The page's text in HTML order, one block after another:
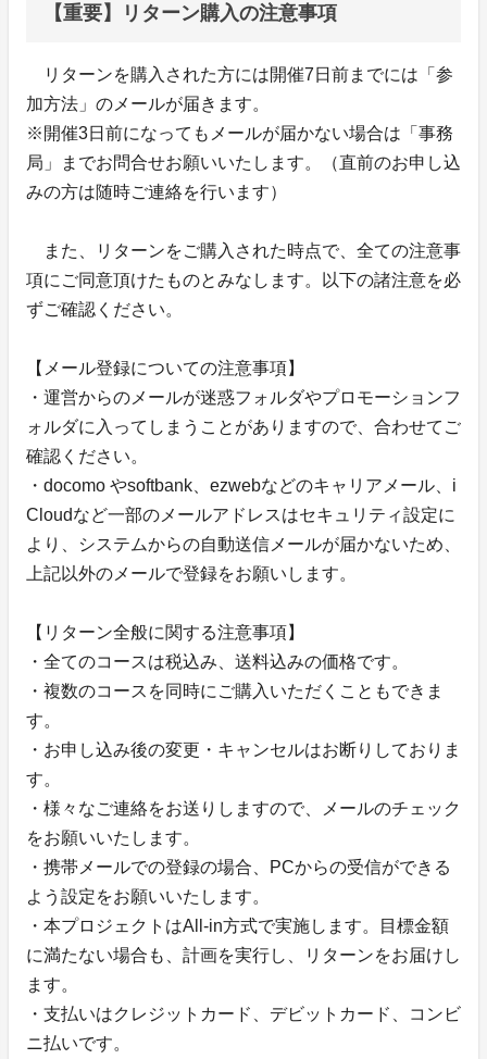
【重要】リターン購入の注意事項
リターンを購入された方には開催7日前までには「参
加方法」のメールが届きます。
※開催3日前になってもメールが届かない場合は「事務
局」までお問合せお願いいたします。（直前のお申し込
みの方は随時ご連絡を行います）
また、リターンをご購入された時点で、全ての注意事
項にご同意頂けたものとみなします。以下の諸注意を必
ずご確認ください。
【メール登録についての注意事項】
・運営からのメールが迷惑フォルダやプロモーションフ
ォルダに入ってしまうことがありますので、合わせてご
確認ください。
・docomo やsoftbank、ezwebなどのキャリアメール、i
Cloudなど一部のメールアドレスはセキュリティ設定に
より、システムからの自動送信メールが届かないため、
上記以外のメールで登録をお願いします。
【リターン全般に関する注意事項】
・全てのコースは税込み、送料込みの価格です。
・複数のコースを同時にご購入いただくこともできま
す。
・お申し込み後の変更・キャンセルはお断りしておりま
す。
・様々なご連絡をお送りしますので、メールのチェック
をお願いいたします。
・携帯メールでの登録の場合、PCからの受信ができる
よう設定をお願いいたします。
・本プロジェクトはAll-in方式で実施します。目標金額
に満たない場合も、計画を実行し、リターンをお届けし
ます。
・支払いはクレジットカード、デビットカード、コンビ
ニ払いです。